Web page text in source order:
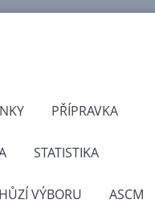
PŘÍPRAVKA
STATISTIKA
VÝBORU ASCM